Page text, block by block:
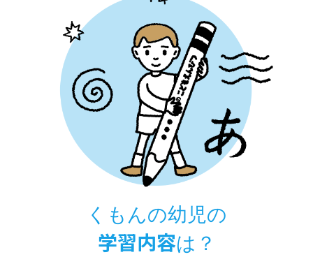
くもんの幼児の
学習内容は？